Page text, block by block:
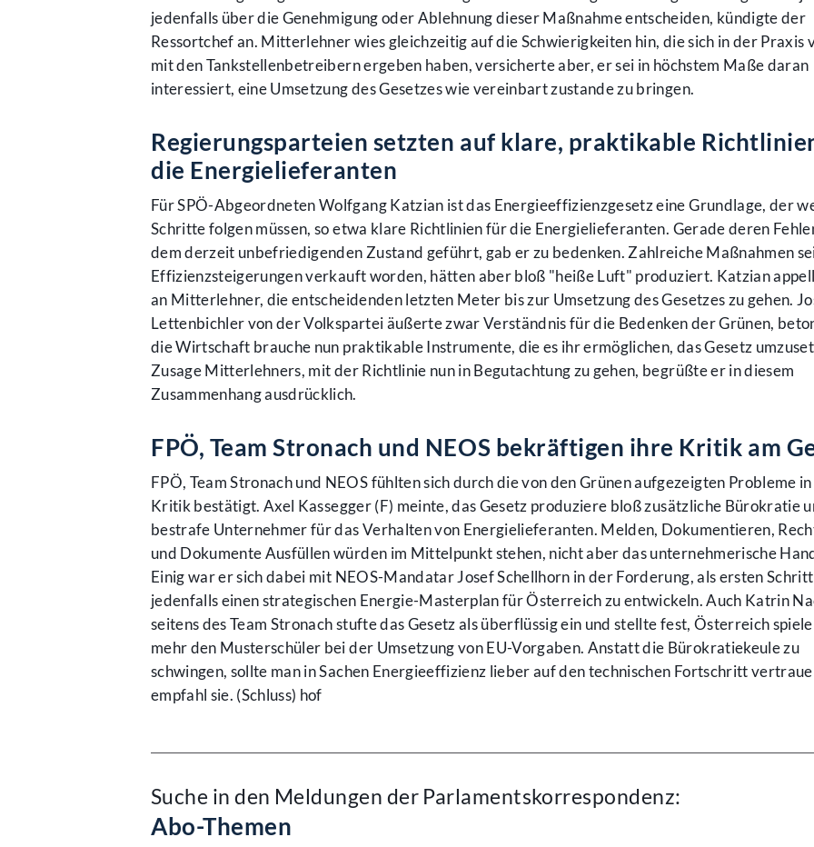
jedenfalls über die Genehmigung oder Ablehnung dieser Maßnahme entscheiden, kündigte der
Ressortchef an. Mitterlehner wies gleichzeitig auf die Schwierigkeiten hin, die sich in der Praxis
mit den Tankstellenbetreibern ergeben haben, versicherte aber, er sei in höchstem Maße daran
interessiert, eine Umsetzung des Gesetzes wie vereinbart zustande zu bringen.
Regierungsparteien setzten auf klare, praktikable
die Energielieferanten
Für SPÖ-Abgeordneten Wolfgang Katzian ist das Energieeffizienzgesetz eine Grundlage, der
Schritte folgen müssen, so etwa klare Richtlinien für die Energielieferanten. Gerade deren
dem derzeit unbefriedigenden Zustand geführt, gab er zu bedenken. Zahlreiche Maßnahmen
Effizienzsteigerungen verkauft worden, hätten aber bloß "heiße Luft" produziert. Katzian
an Mitterlehner, die entscheidenden letzten Meter bis zur Umsetzung des Gesetzes zu gehen.
Lettenbichler von der Volkspartei äußerte zwar Verständnis für die Bedenken der Grünen,
die Wirtschaft brauche nun praktikable Instrumente, die es ihr ermöglichen, das Gesetz
Zusage Mitterlehners, mit der Richtlinie nun in Begutachtung zu gehen, begrüßte er in diesem
Zusammenhang ausdrücklich.
FPÖ, Team Stronach und NEOS bekräftigen ihre Kritik am
FPÖ, Team Stronach und NEOS fühlten sich durch die von den Grünen aufgezeigten Probleme
Kritik bestätigt. Axel Kassegger (F) meinte, das Gesetz produziere bloß zusätzliche Bürokratie
bestrafe Unternehmer für das Verhalten von Energielieferanten. Melden, Dokumentieren,
und Dokumente Ausfüllen würden im Mittelpunkt stehen, nicht aber das unternehmerische
Einig war er sich dabei mit NEOS-Mandatar Josef Schellhorn in der Forderung, als ersten Schritt
jedenfalls einen strategischen Energie-Masterplan für Österreich zu entwickeln. Auch Katrin
seitens des Team Stronach stufte das Gesetz als überflüssig ein und stellte fest, Österreich
mehr den Musterschüler bei der Umsetzung von EU-Vorgaben. Anstatt die Bürokratiekeule zu
schwingen, sollte man in Sachen Energieeffizienz lieber auf den technischen Fortschritt
empfahl sie. (Schluss) hof
Suche in den Meldungen der Parlamentskorrespondenz:
Abo-Themen